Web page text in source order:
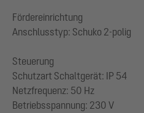
Fördereinrichtung
Anschlusstyp: Schuko 2-polig
Steuerung
Schutzart Schaltgerät: IP 54
Netzfrequenz: 50 Hz
Betriebsspannung: 230 V